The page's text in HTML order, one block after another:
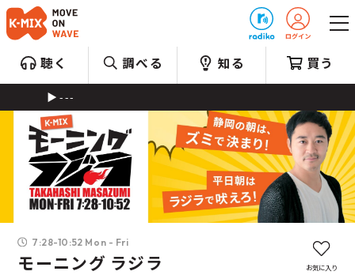
聴く 調べる 知る 買う
---
7:28-10:52 Mon - Fri
モーニング ラジラ お気に入り